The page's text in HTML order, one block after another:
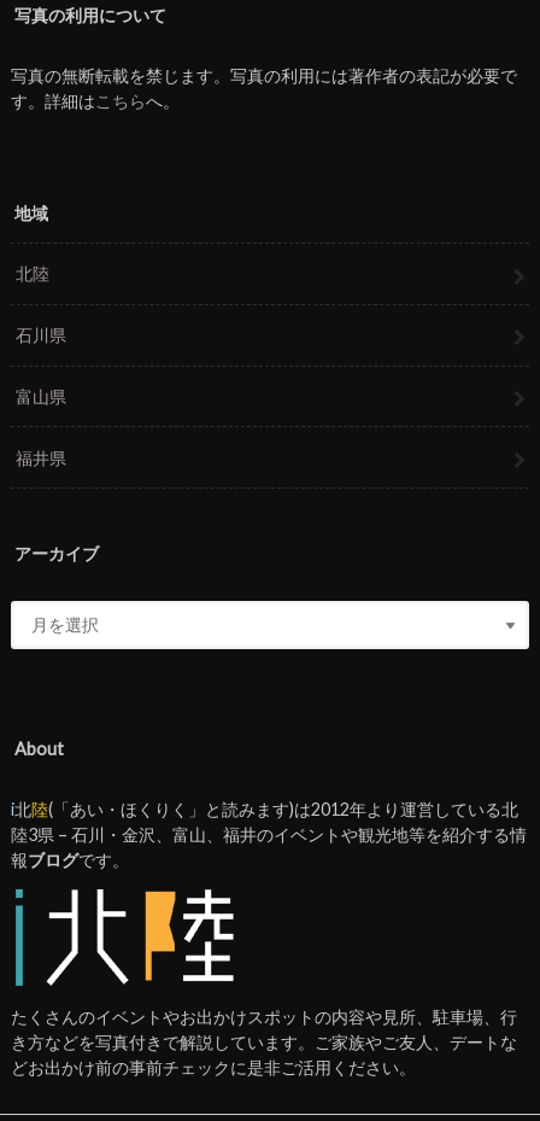
写真の利用について
写真の無断転載を禁じます。写真の利用には著作者の表記が必要で
す。詳細はこちらへ。
地域
北陸
石川県
富山県
福井県
アーカイブ
About
i北陸(「あい・ほくりく」と読みます)は2012年より運営している北
陸3県 – 石川・金沢、富山、福井のイベントや観光地等を紹介する情
報ブログです。
たくさんのイベントやお出かけスポットの内容や見所、駐車場、行
き方などを写真付きで解説しています。ご家族やご友人、デートな
どお出かけ前の事前チェックに是非ご活用ください。